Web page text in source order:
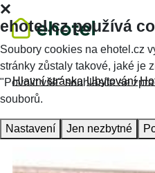
Hlavní stránka Ubytování
ehotel.cz používá
Soubory cookies na ehotel.cz
stránky zůstaly takové, jaké je
"Povolit vše" souhlasíte se
souborů.
Nastavení Jen nezbytné